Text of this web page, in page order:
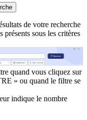
de votre recherche
présents sous les critères
quand vous cliquez sur
» ou quand le filtre se
indique le nombre